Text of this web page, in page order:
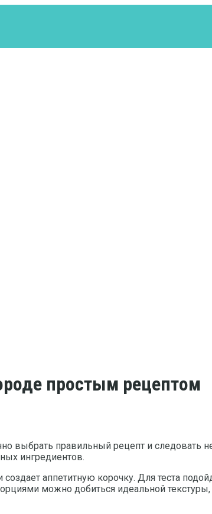
простым рецептом
выбрать правильный рецепт и следовать
ингредиентов.
создает аппетитную корочку. Для теста
можно добиться идеальной текстуры,